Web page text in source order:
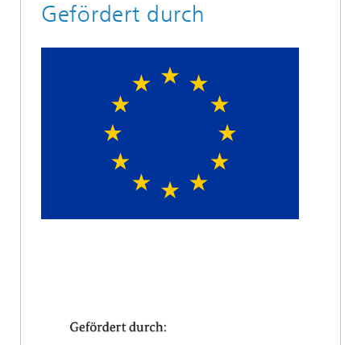
Gefördert durch